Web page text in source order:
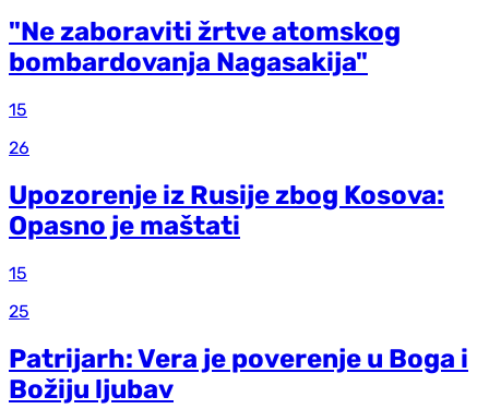
"Ne zaboraviti žrtve atomskog
bombardovanja Nagasakija"
15
26
Upozorenje iz Rusije zbog Kosova:
Opasno je maštati
15
25
Patrijarh: Vera je poverenje u Boga i
Božiju ljubav